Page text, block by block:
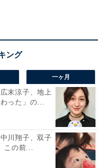
一ヶ月
末涼子、地上
った」の...
川翔子、双子
この前...